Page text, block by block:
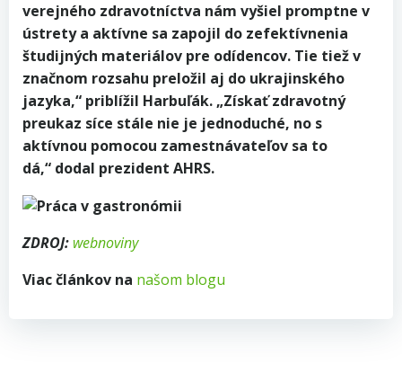
verejného zdravotníctva nám vyšiel promptne v
ústrety a aktívne sa zapojil do zefektívnenia
študijných materiálov pre odídencov. Tie tiež v
značnom rozsahu preložil aj do ukrajinského
jazyka,“ priblížil Harbuľák. „Získať zdravotný
preukaz síce stále nie je jednoduché, no s
aktívnou pomocou zamestnávateľov sa to
dá,“ dodal prezident AHRS.
ZDROJ: webnoviny
Viac článkov na našom blogu